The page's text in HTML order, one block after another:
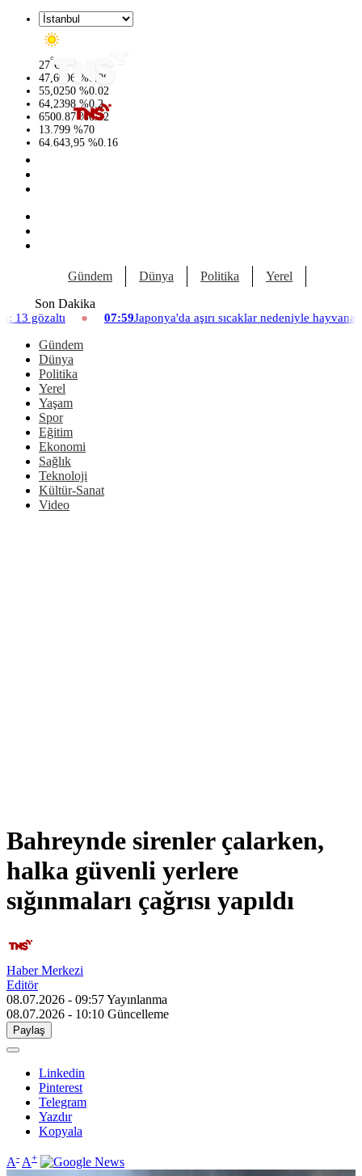
27°C
47,6006 %0.06
55,0250 %0.02
64,2398 %0.2
6500.87 %0.12
13.799 %70
64.643,95 %0.16
Gündem Dünya Politika Yerel
Son Dakika
07:59 Japonya'da aşırı sıcaklar nedeniyle hayvanat bahçesinde üç
Gündem
Dünya
Politika
Yerel
Yaşam
Spor
Eğitim
Ekonomi
Sağlık
Teknoloji
Kültür-Sanat
Video
Bahreynde sirenler çalarken,
halka güvenli yerlere
sığınmaları çağrısı yapıldı
Haber Merkezi
Editör
08.07.2026 - 09:57Yayınlanma
08.07.2026 - 10:10 Güncelleme
Paylaş
Linkedin
Pinterest
Telegram
Yazdır
Kopyala
A- A+